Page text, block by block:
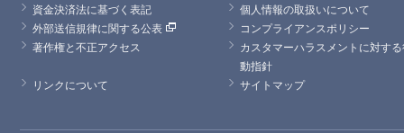
資金決済法に基づく表記
個人情報の取扱いについて
外部送信規律に関する公表
コンプライアンスポリシー
著作権と不正アクセス
カスタマーハラスメントに対す
動指針
リンクについて
サイトマップ